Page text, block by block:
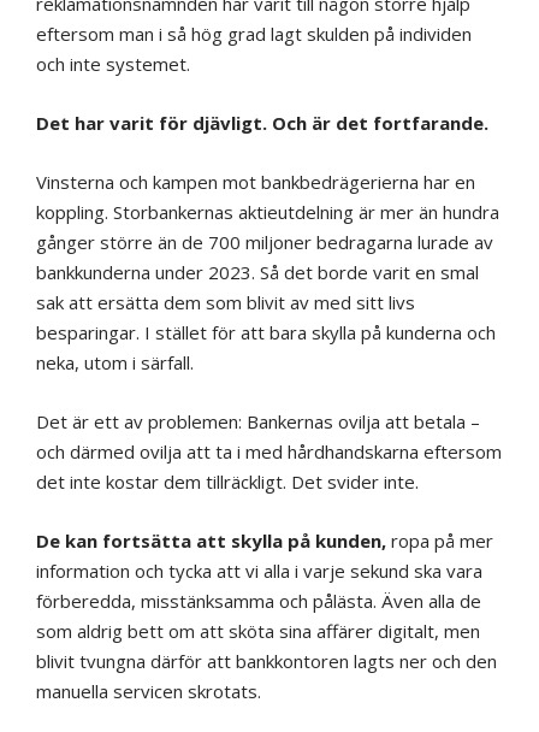
eftersom man i så hög grad lagt skulden på individen
och inte systemet.
Det har varit för djävligt. Och är det fortfarande.
Vinsterna och kampen mot bankbedrägerierna har en
koppling. Storbankernas aktieutdelning är mer än hundra
gånger större än de 700 miljoner bedragarna lurade av
bankkunderna under 2023. Så det borde varit en smal
sak att ersätta dem som blivit av med sitt livs
besparingar. I stället för att bara skylla på kunderna och
neka, utom i särfall.
Det är ett av problemen: Bankernas ovilja att betala –
och därmed ovilja att ta i med hårdhandskarna eftersom
det inte kostar dem tillräckligt. Det svider inte.
De kan fortsätta att skylla på kunden, ropa på mer
information och tycka att vi alla i varje sekund ska vara
förberedda, misstänksamma och pålästa. Även alla de
som aldrig bett om att sköta sina affärer digitalt, men
blivit tvungna därför att bankkontoren lagts ner och den
manuella servicen skrotats.